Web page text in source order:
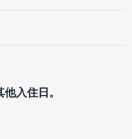
入住日。